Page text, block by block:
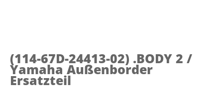
(114-67D-24413-02) .BODY 2 /
Yamaha Außenborder
Ersatzteil